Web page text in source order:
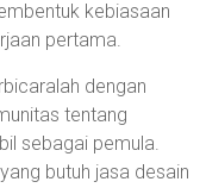
kebiasaan
pertama.
dengan
tentang
sebagai pemula.
butuh jasa desain